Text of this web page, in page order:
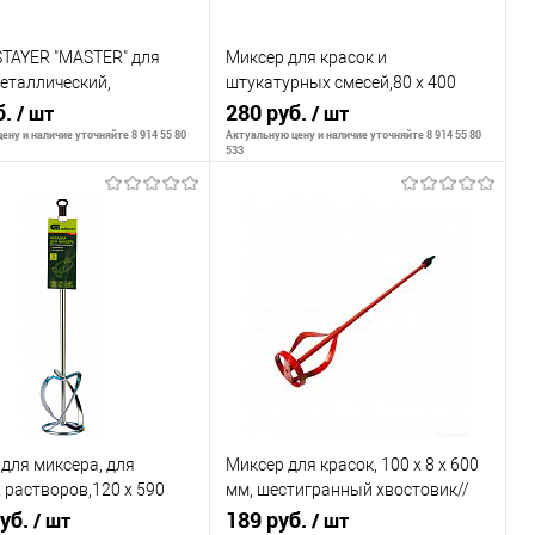
"MASTER" для
хвостовик,
120х600мм
/ шт
и наличие уточняйте 8 914 55 80
В корзину
Миксер для красок и
штукатурных смесей,80 х 400
мм,оцинкованный,шестигранный
хвостовик 8 мм// Denzel
280 руб./ шт
Актуальную цену и наличие уточняйте 8 914 55 80
533
В избранное
миксера, для
х 590
/ шт
Миксер для красок, 100 х 8 х 600
мм, шестигранный хвостовик//
MATRIX
189 руб./ шт